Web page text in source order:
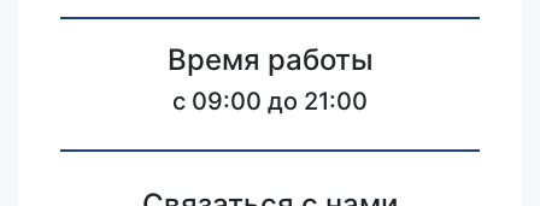
Время работы
c 09:00 до 21:00